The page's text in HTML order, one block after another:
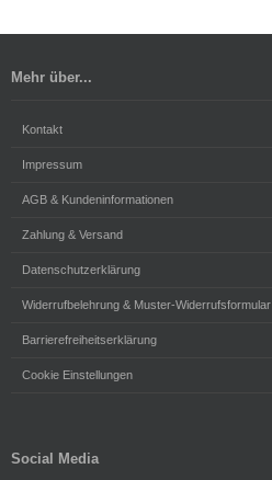
Mehr über...
Kontakt
Impressum
AGB & Kundeninformationen
Zahlung & Versand
Datenschutzerklärung
Widerrufbelehrung & Muster-Widerrufsformular
Barrierefreiheitserklärung
Cookie Einstellungen
Social Media